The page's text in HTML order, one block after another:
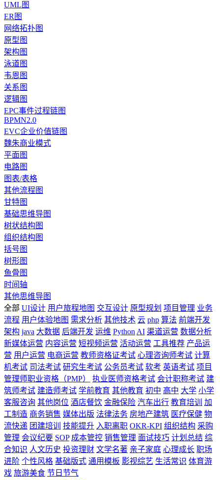
UML图
ER图
网络拓扑图
原型图
架构图
泳道图
韦恩图
关系图
逻辑图
EPC事件过程链图
BPMN2.0
EVC企业价值链图
魏朱商业模式
平面图
电路图
图表/表格
其他流程图
甘特图
基础思维导图
树状结构图
组织结构图
括号图
树形图
鱼骨图
时间轴
其他思维导图
全部 UI设计 用户旅程地图 交互设计 原型规划 项目管理 业务
流程 用户体验地图 需求分析 其他技术 云 php 算法 前端开发
架构 java 大数据 后端开发 运维 Python AI 渠道运营 数据分析
新媒体运营 内容运营 短视频运营 活动运营 工具推荐 产品运
营 用户运营 电商运营 教师资格证考试 心理咨询师考试 计算
机考试 司法考试 研究生考试 公务员考试 软考 英语考试 项目
管理师职业资格（PMP）
执业医师资格考试 会计职称考试 建
筑师考试 建造师考试 学前教育 其他教育 初中 高中 大学 小学
客服咨询 其他岗位 酒店餐饮 金融保险 汽车出行 教育培训
加
工制造 商务销售 媒体出版 法律法务 房地产建筑 医疗保健 物
流快递 团建培训 技能提升 入职离职 OKR-KPI 组织结构 采购
管理 会议纪要 SOP 成本管控 销售管理 面试技巧 计划总结 综
合知识 人文历史 投资理财 文学名著 亲子家庭 心理成长 职场
进阶 个性风格 基础版式 通用模板 影视综艺 生活常识 体育游
戏 旅游美食 节日节气